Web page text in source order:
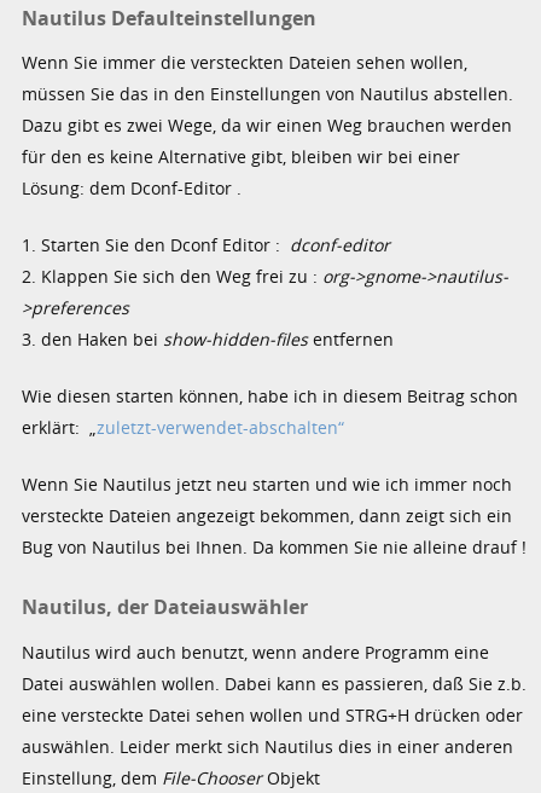
Nautilus Defaulteinstellungen
Wenn Sie immer die versteckten Dateien sehen wollen,
müssen Sie das in den Einstellungen von Nautilus abstellen.
Dazu gibt es zwei Wege, da wir einen Weg brauchen werden
für den es keine Alternative gibt, bleiben wir bei einer
Lösung: dem Dconf-Editor .
1. Starten Sie den Dconf Editor : dconf-editor
2. Klappen Sie sich den Weg frei zu : org->gnome->nautilus-
>preferences
3. den Haken bei show-hidden-filesentfernen
Wie diesen starten können, habe ich in diesem Beitrag schon
erklärt: „zuletzt-verwendet-abschalten“
Wenn Sie Nautilus jetzt neu starten und wie ich immer noch
versteckte Dateien angezeigt bekommen, dann zeigt sich ein
Bug von Nautilus bei Ihnen. Da kommen Sie nie alleine drauf !
Nautilus, der Dateiauswähler
Nautilus wird auch benutzt, wenn andere Programm eine
Datei auswählen wollen. Dabei kann es passieren, daß Sie z.b.
eine versteckte Datei sehen wollen und STRG+H drücken oder
auswählen. Leider merkt sich Nautilus dies in einer anderen
Einstellung, dem File-ChooserObjekt